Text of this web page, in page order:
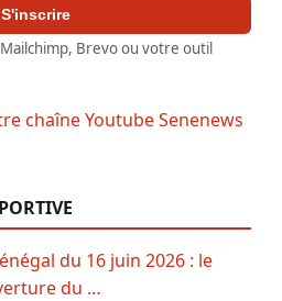
S'inscrire
Brevo ou votre outil
du 16 juin 2026 : le
du …